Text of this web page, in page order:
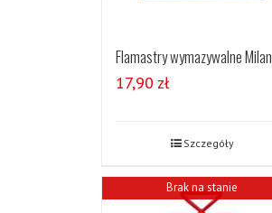
Flamastry wymazywalne Milan
17,90 zł
Szczegóły
Brak na stanie